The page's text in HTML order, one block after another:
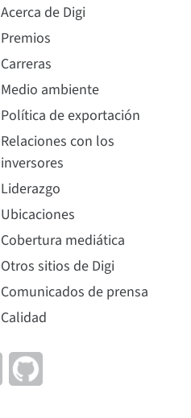
Acerca de Digi
Premios
Carreras
Medio ambiente
Política de exportación
Relaciones con los
inversores
Liderazgo
Ubicaciones
Cobertura mediática
Otros sitios de Digi
Comunicados de prensa
Calidad